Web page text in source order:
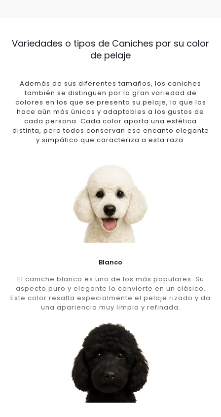
Variedades o tipos de Caniches por su color
de pelaje
Además de sus diferentes tamaños, los caniches
también se distinguen por la gran variedad de
colores en los que se presenta su pelaje, lo que los
hace aún más únicos y adaptables a los gustos de
cada persona. Cada color aporta una estética
distinta, pero todos conservan ese encanto elegante
y simpático que caracteriza a esta raza.
Blanco
El caniche blanco es uno de los más populares. Su
aspecto puro y elegante lo convierte en un clásico.
Este color resalta especialmente el pelaje rizado y da
una apariencia muy limpia y refinada.